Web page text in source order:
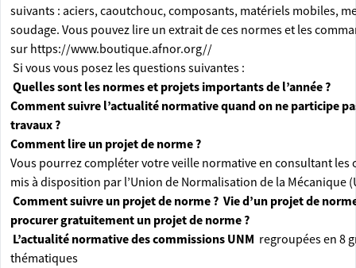
suivants : aciers, caoutchouc, composants, matériels mobiles,
soudage. Vous pouvez lire un extrait de ces normes et les
sur https://www.boutique.afnor.org//
Si vous vous posez les questions suivantes :
Quelles sont les normes et projets importants de l’année ?
Comment suivre l’actualité normative quand on ne participe
travaux ?
Comment lire un projet de norme ?
Vous pourrez compléter votre veille normative en consultant les
mis à disposition par l’Union de Normalisation de la Mécanique
Comment suivre un projet de norme ? Vie d’un projet de
procurer gratuitement un projet de norme ?
L’actualité normative des commissions UNM regroupées en 8
thématiques